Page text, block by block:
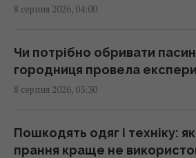
про Прагу перед поїздкою
01:15 субота, 08 серпня 2026
ракету для Су-57, - ЗМІ
00:32 субота, 08 серпня 2026
8 серпня 2026, 04:00
Чи потрібно обривати
городниця провела
8 серпня 2026, 03:30
Пошкодять одяг і техніку:
прання краще не